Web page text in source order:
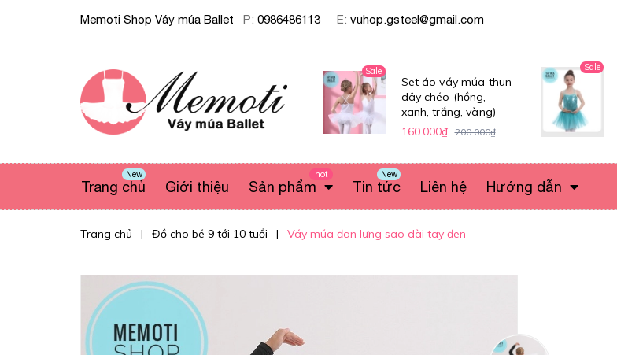
Memoti Shop Váy múa Ballet P: 0986486113 E: vuhop.gsteel@gmail.com
Sale
Set áo váy múa thun
dây chéo (hồng,
xanh, trắng, vàng)
160.000₫ 200.000₫
Sale
Trang chủ
New
Giới thiệu Sản phẩm
hot
Tin tức
New
Liên hệ Hướng dẫn
Trang chủ | Đồ cho bé 9 tới 10 tuổi | Váy múa đan lưng sao dài tay đen